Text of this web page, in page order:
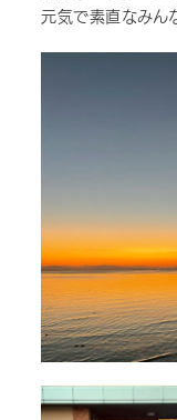
元気で素直なみん